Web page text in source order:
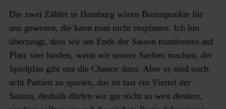
Die zwei Zähler in Hamburg wären Bonuspunkte für
uns gewesen, die kann man nicht einplanen. Ich bin
überzeugt, dass wir am Ende der Saison mindestens auf
Platz vier landen, wenn wir unsere Sachen machen, der
Spielplan gibt uns die Chance dazu. Aber es sind noch
acht Partien zu spielen, das ist fast ein Viertel der
Saison, deshalb dürfen wir gar nicht so weit denken,